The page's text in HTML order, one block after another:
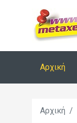
Αρχική
Αρχική